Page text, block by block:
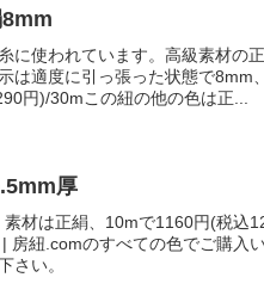
に使われています。高級素材の
は適度に引っ張った状態で8mm
円)/30mこの紐の他の色は正...
厚
材は正絹、10mで1160円(税込
房紐.comのすべての色でご購入
さい。